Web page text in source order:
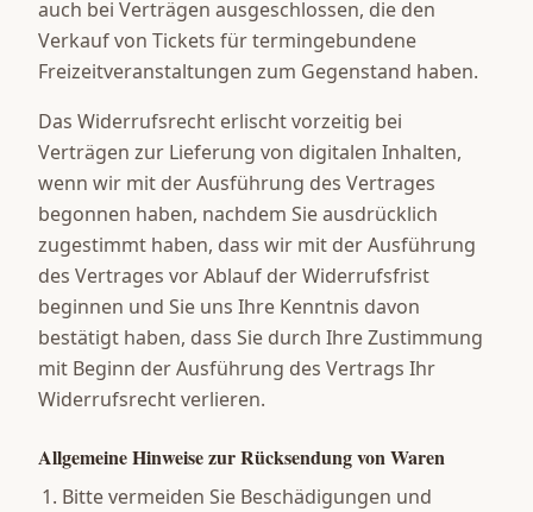
auch bei Verträgen ausgeschlossen, die den
Verkauf von Tickets für termingebundene
Freizeitveranstaltungen zum Gegenstand haben.
Das Widerrufsrecht erlischt vorzeitig bei
Verträgen zur Lieferung von digitalen Inhalten,
wenn wir mit der Ausführung des Vertrages
begonnen haben, nachdem Sie ausdrücklich
zugestimmt haben, dass wir mit der Ausführung
des Vertrages vor Ablauf der Widerrufsfrist
beginnen und Sie uns Ihre Kenntnis davon
bestätigt haben, dass Sie durch Ihre Zustimmung
mit Beginn der Ausführung des Vertrags Ihr
Widerrufsrecht verlieren.
Allgemeine Hinweise zur Rücksendung von Waren
Bitte vermeiden Sie Beschädigungen und